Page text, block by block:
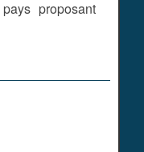
proposant